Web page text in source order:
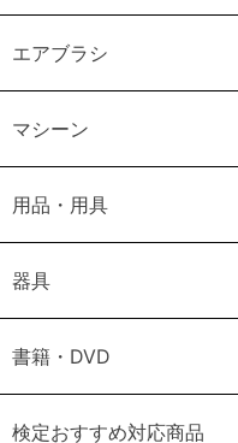
エアブラシ
マシーン
用品・用具
器具
書籍・DVD
検定おすすめ対応商品